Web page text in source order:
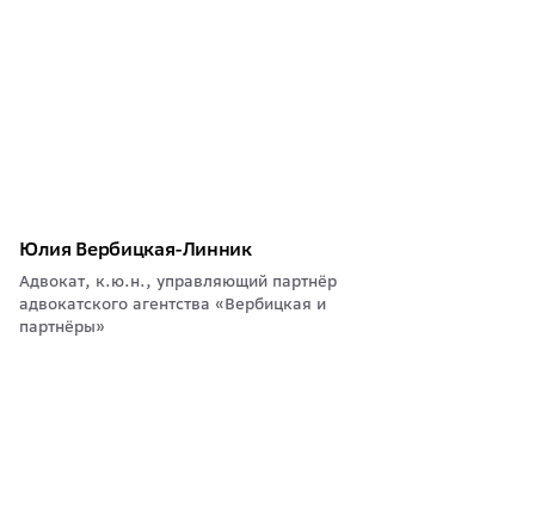
Юлия Вербицкая-Линник
Адвокат, к.ю.н., управляющий партнёр
адвокатского агентства «Вербицкая и
партнёры»